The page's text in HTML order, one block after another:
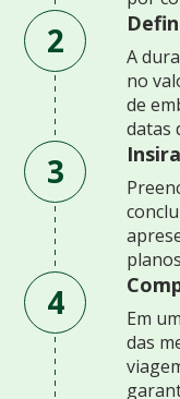
2
A
no
de
datas
3
4
Em
das